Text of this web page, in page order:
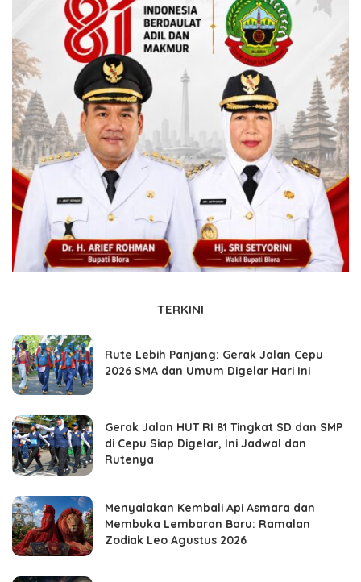
TERKINI
Rute Lebih Panjang: Gerak Jalan Cepu
2026 SMA dan Umum Digelar Hari Ini
Gerak Jalan HUT RI 81 Tingkat SD dan SMP
di Cepu Siap Digelar, Ini Jadwal dan
Rutenya
Menyalakan Kembali Api Asmara dan
Membuka Lembaran Baru: Ramalan
Zodiak Leo Agustus 2026